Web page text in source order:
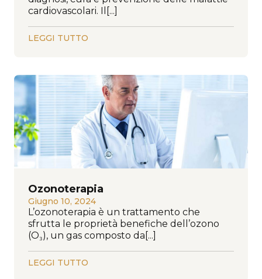
cardiovascolari. Il[...]
LEGGI TUTTO
Ozonoterapia
Giugno 10, 2024
L’ozonoterapia è un trattamento che
sfrutta le proprietà benefiche dell’ozono
(O₃), un gas composto da[...]
LEGGI TUTTO